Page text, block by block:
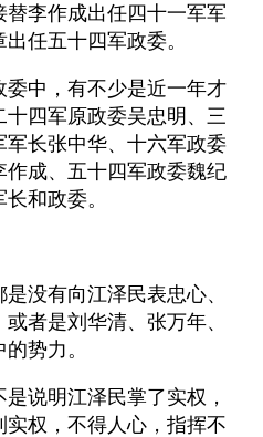
李作成出任四十一军军
任五十四军政委。
中，有不少是近一年才
四军原政委吴忠明、三
长张中华、十六军政委
成、五十四军政委魏纪
和政委。
没有向江泽民表忠心、
者是刘华清、张万年、
势力。
说明江泽民掌了实权，
权，不得人心，指挥不